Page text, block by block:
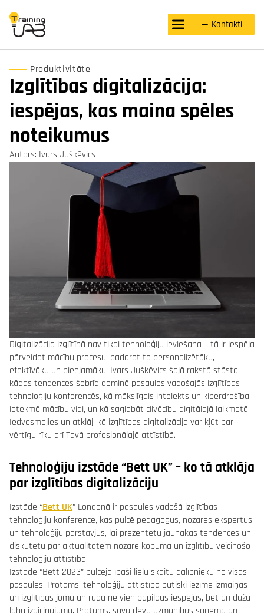
Kontakti
Produktivitāte
Izglītības digitalizācija:
iespējas, kas maina spēles
noteikumus
Autors: Ivars Juškēvics
Digitalizācija izglītībā nav tikai tehnoloģiju ieviešana – tā ir iespēja
pārveidot mācību procesu, padarot to personalizētāku,
efektīvāku un pieejamāku. Ivars Juškēvics šajā rakstā stāsta,
kādas tendences šobrīd dominē pasaules vadošajās izglītības
tehnoloģiju konferencēs, kā mākslīgais intelekts un kiberdrošība
ietekmē mācību vidi, un kā saglabāt cilvēcību digitālajā laikmetā.
Iedvesmojies un atklāj, kā izglītības digitalizācija var kļūt par
vērtīgu rīku arī Tavā profesionālajā attīstībā.
Tehnoloģiju izstāde “Bett UK” – ko tā atklāja
par izglītības digitalizāciju
Izstāde “Bett UK” Londonā ir pasaules vadošā izglītības
tehnoloģiju konference, kas pulcē pedagogus, nozares ekspertus
un tehnoloģiju pārstāvjus, lai prezentētu jaunākās tendences un
diskutētu par aktualitātēm nozarē kopumā un izglītību veicinošo
tehnoloģiju attīstībā.
Izstāde “Bett 2023” pulcēja īpaši lielu skaitu dalībnieku no visas
pasaules. Protams, tehnoloģiju attīstība būtiski iezīmē izmaiņas
arī izglītības jomā un rada ne vien papildus iespējas, bet arī dažu